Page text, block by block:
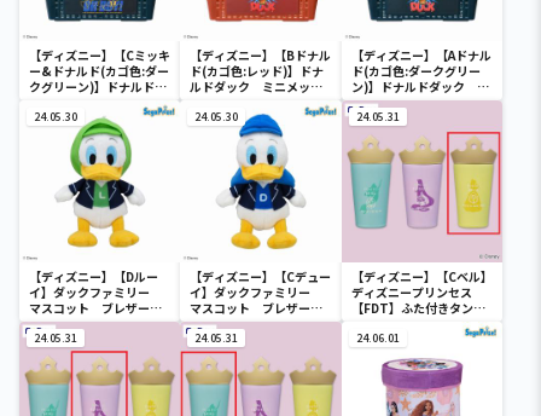
【ディズニー】【Cミッキ
ー&ドナルド(カゴ色:ダー
クグリーン)】ドナルドダ
ック ミニメッシュカゴ
【ディズニー】【Bドナル
ド(カゴ色:レッド)】ドナ
ルドダック ミニメッシ
【ディズニー】【Aドナル
ド(カゴ色:ダークグリー
ン)】ドナルドダック ミ
ニメッシュカゴ
24.05.30
【ディズニー】【Dルー
イ】ダックファミリー
マスコット ブレザーコ
スチューム
24.05.30
【ディズニー】【Cデュー
イ】ダックファミリー
マスコット ブレザーコ
スチューム
24.05.31
【ディズニー】【Cベル】
ディズニープリンセス
【FDT】ふた付きタンブ
24.05.31 24.05.31 24.06.01